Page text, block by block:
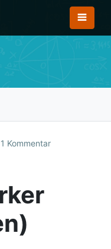
1 Kommentar